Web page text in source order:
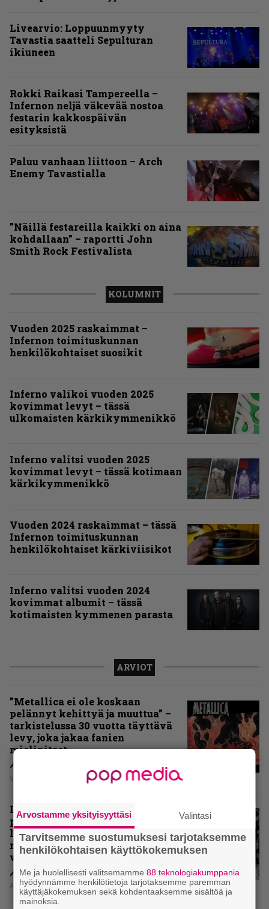
Livearvio: Loppuunmyyty
Tavastia saatteli Sepulturan
ikiuneen
Rokki Raikasi Tampereella –
Infernon neljä väkevää nostoa
festarin kakkospäivän
esityksistä
Paluu vanhaan liittoon – Arch
Enemy Tavastialla
”Näillä festareilla kaikki on aina
kohdallaan” – raportti John
Smith Rock Festivalista
KOLUMNIT
Vuoden 2025 raskaimmat –
Infernon toimituskunnan
henkilökohtaiset suosikit
Inferno valikoi vuoden 2025
kovimmat levyt – tässä
ulkomaisten kärkikymmenikkö
Inferno valitsi vuoden 2025
kovimmat levyt – tässä kotimaan
kärkikymmenikkö
Vuoden 2024 raskaimmat – tässä
Infernon toimituskunnan
henkilökohtaiset kärkiviisikot
Inferno valitsi vuoden 2024
kovimmat albumit – tässä
kotimaisten kymmenen parasta
ARVIOT
”Metallica ei ole koskaan
pelännyt kehittyä ja muuttua” –
tarkistelussa 30 vuotta täyttävä
levy, joka jakaa fanien
mielipiteet
Vesa Siltanen
Levyarvio: Coronerin
paluualbumi 32 vuotta edellisen
levytyksen jälkeen ei voi
mitenkään täyttää odotuksia. Vai
voiko?
Aki Nuopponen
Arvostamme yksityisyyttäsi Valintasi
Tarvitsemme suostumuksesi tarjotaksemme
henkilökohtaisen käyttökokemuksen
Me ja huolellisesti valitsemamme88 teknologiakumppania
hyödynnämme henkilötietoja tarjotaksemme paremman
käyttäjäkokemuksen sekä kohdentaaksemme sisältöä ja
mainoksia.